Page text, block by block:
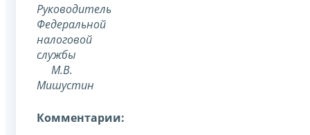
Руководитель
Федеральной
налоговой
службы
М.В.
Мишустин
Комментарии: